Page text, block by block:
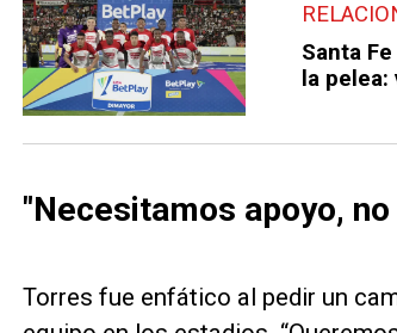
Santa
la
"Necesitamos apoyo,
Torres fue enfático al pedir un